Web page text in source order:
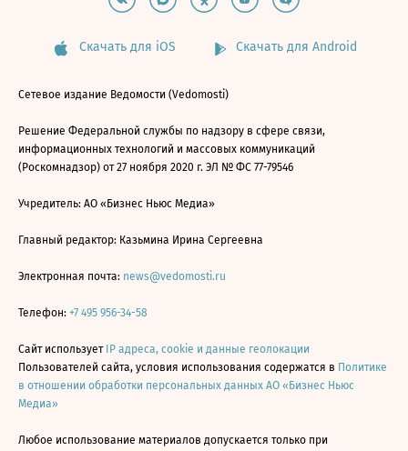
Скачать для iOS Скачать для Android
Сетевое издание Ведомости (Vedomosti)
Решение Федеральной службы по надзору в сфере связи,
информационных технологий и массовых коммуникаций
(Роскомнадзор) от 27 ноября 2020 г. ЭЛ № ФС 77-79546
Учредитель: АО «Бизнес Ньюс Медиа»
Главный редактор: Казьмина Ирина Сергеевна
Электронная почта: news@vedomosti.ru
Телефон: +7 495 956-34-58
Сайт использует IP адреса, cookie и данные геолокации
Пользователей сайта, условия использования содержатся в Политике
в отношении обработки персональных данных АО «Бизнес Ньюс
Медиа»
Любое использование материалов допускается только при